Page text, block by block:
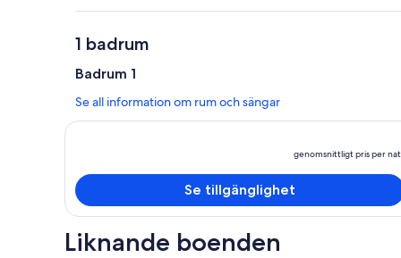
1 badrum
Badrum 1
Se all information om rum och sängar
genomsnittligt pris per
Se tillgänglighet
Liknande boenden